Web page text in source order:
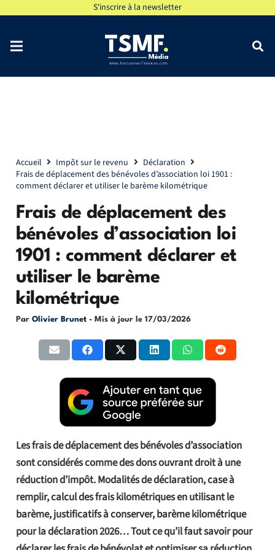
S'inscrire à la newsletter
Accueil Impôt sur le revenu
Déclaration
Frais de déplacement des bénévoles d’association loi 1901 :
comment déclarer et utiliser le barème kilométrique
Frais de déplacement des
bénévoles d’association loi
1901 : comment déclarer et
utiliser le barème
kilométrique
Par Olivier Brunet - Mis à jour le 17/03/2026
Les frais de déplacement des bénévoles d’association
sont considérés comme des dons ouvrant droit à une
réduction d’impôt. Modalités de déclaration, case à
remplir, calcul des frais kilométriques en utilisant le
barème, justificatifs à conserver, barème kilométrique
pour la déclaration 2026… Tout ce qu’il faut savoir pour